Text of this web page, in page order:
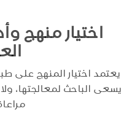
اختيار منهج
يعتمد اختيار المنهج على
يسعى الباحث لمعالجتها،